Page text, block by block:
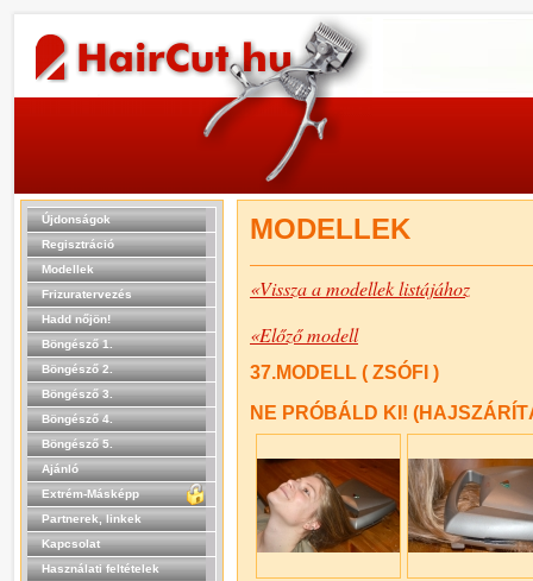
Újdonságok
Regisztráció
Modellek
Frizuratervezés
Hadd nőjön!
Böngésző 1.
Böngésző 2.
Böngésző 3.
Böngésző 4.
Böngésző 5.
Ajánló
Extrém-Másképp
Partnerek, linkek
Kapcsolat
Használati feltételek
MODELLEK
«Vissza a modellek listájához
«Előző modell
37.MODELL ( ZSÓFI )
NE PRÓBÁLD KI!